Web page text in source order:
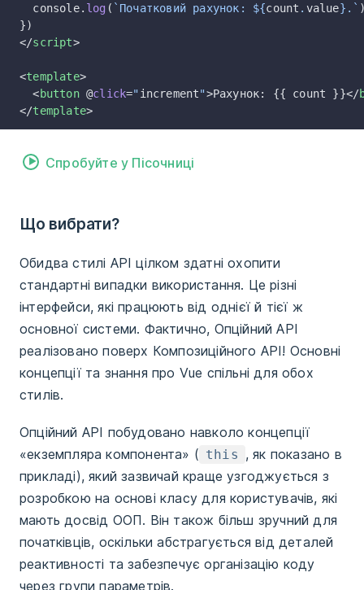
  console.
log ( `Початковий рахунок: ${count . value}.`
})
</script>
<template>
  <
button @click="increment">Рахунок: {{ count }}</
</template>
Спробуйте у Пісочниці
Що вибрати?
Обидва стилі API цілком здатні охопити
стандартні випадки використання. Це різні
інтерфейси, які працюють від однієї й тієї ж
основної системи. Фактично, Опційний API
реалізовано поверх Композиційного API! Основні
концепції та знання про Vue спільні для обох
стилів.
Опційний API побудовано навколо концепції
«екземпляра компонента» ( this , як показано в
прикладі), який зазвичай краще узгоджується з
розробкою на основі класу для користувачів, які
мають досвід ООП. Він також більш зручний для
початківців, оскільки абстрагується від деталей
реактивності та забезпечує організацію коду
через групи параметрів.